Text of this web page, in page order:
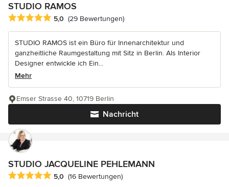
STUDIO RAMOS
Durchschnittliche Bewertung: 5 von 5 Sternen
5,0 (29 Bewertungen)
STUDIO RAMOS ist ein Büro für Innenarchitektur und
ganzheitliche Raumgestaltung mit Sitz in Berlin. Als Interior
Designer entwickle ich Ein...
Mehr
Nachricht
Emser Strasse 40, 10719 Berlin
STUDIO JACQUELINE PEHLEMANN
Durchschnittliche Bewertung: 5 von 5 Sternen
5,0 (16 Bewertungen)